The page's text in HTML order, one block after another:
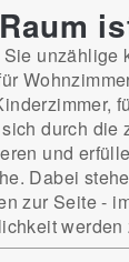
unzählige
durch die
und
Dabei
zur Seite -
werden